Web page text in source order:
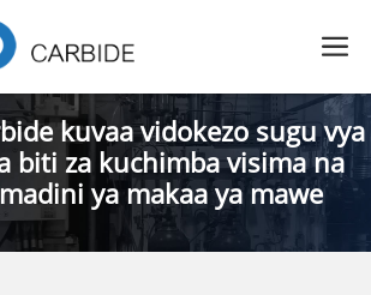
kuvaa vidokezo sugu vya
biti za kuchimba visima na
ya makaa ya mawe